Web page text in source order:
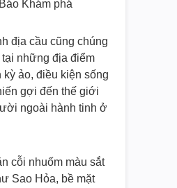
Khám phá
địa cầu cũng chúng
tại những địa điểm
ảo, điều kiện sống
gợi đến thế giới
ngoài hành tinh ở
cỗi nhuốm màu sắt
Sao Hỏa, bề mặt